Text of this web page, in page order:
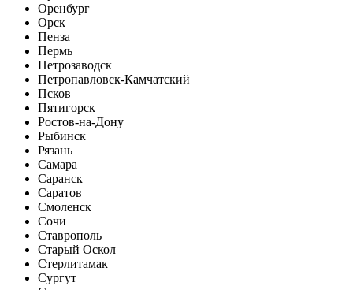
Оренбург
Орск
Пенза
Пермь
Петрозаводск
Петропавловск-Камчатский
Псков
Пятигорск
Ростов-на-Дону
Рыбинск
Рязань
Самара
Саранск
Саратов
Смоленск
Сочи
Ставрополь
Старый Оскол
Стерлитамак
Сургут